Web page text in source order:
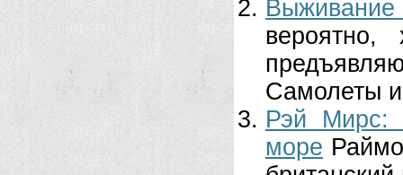
Самолеты
Рэй Мирс:
море